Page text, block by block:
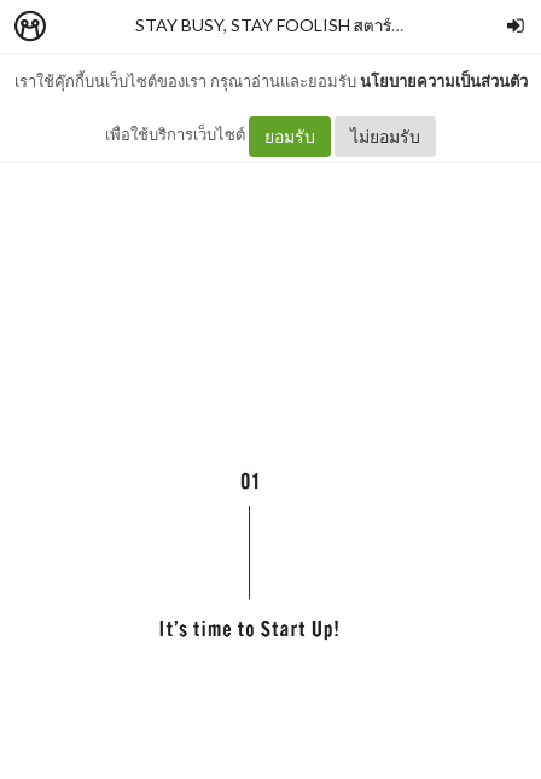
เราใช้คุ๊กกี้บนเว็บไซต์ของเรา กรุณาอ่านและยอมรับนโยบายความเป็นส่วนตัว
เพื่อใช้บริการเว็บไซต์ ยอมรับ ไม่ยอมรับ
STAY BUSY, STAY FOOLISH สตาร์ทอัพนับหนึ่ง
01 It's time to Start Up!